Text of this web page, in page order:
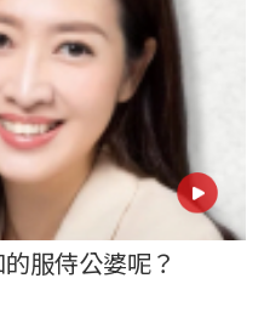
服侍公婆呢？